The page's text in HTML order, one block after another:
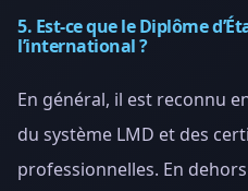
5. Est-ce que le Diplôme
l’international ?
En général, il est reconnu
du système LMD et des
professionnelles. En dehors